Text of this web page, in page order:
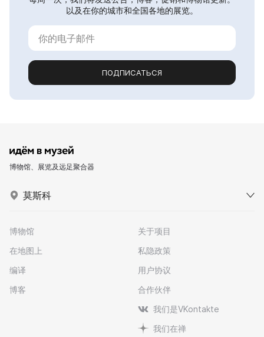
以及在你的城市和全国各地的展览。
ПОДПИСАТЬСЯ
博物馆、展览及远足聚合器
莫斯科
博物馆
在地图上
编译
博客
关于项目
私隐政策
用户协议
合作伙伴
我们是VKontakte
我们在禅